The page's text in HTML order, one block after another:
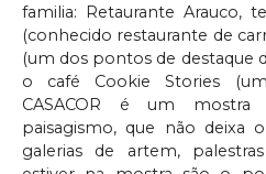
familia: Retaurante Arauco,
(conhecido restaurante de
(um dos pontos de destaque
o café Cookie Stories
CASACOR é um mostra
paisagismo, que não deixa
galerias de artem,